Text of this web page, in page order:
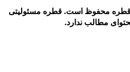
محفوظ است. قطره مسئولیتی
مطالب ندارد.